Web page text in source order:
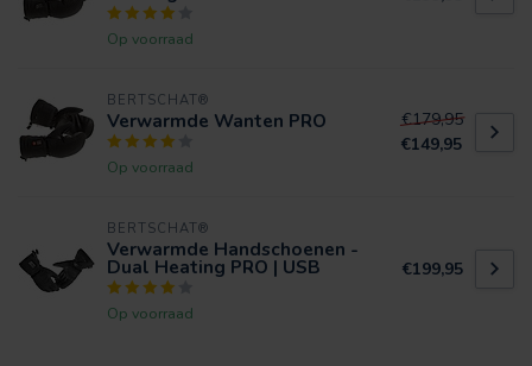
Op voorraad
BERTSCHAT®
Verwarmde Wanten PRO
Op voorraad
€179,95
€149,95
BERTSCHAT®
Verwarmde Handschoenen -
Dual Heating PRO | USB
Op voorraad
€199,95